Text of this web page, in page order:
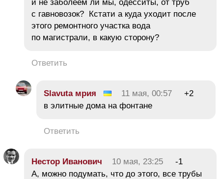
и не заболеем ли мы, одесситы, от труб
с гавновозок? Кстати а куда уходит после
этого ремонтного участка вода
по магистрали, в какую сторону?
Ответить
Slavuta мрия 11 мая, 00:57
+2
в элитные дома на фонтане
Ответить
Нестор Иванович 10 мая, 23:25
-1
А, можно подумать, что до этого, все трубы